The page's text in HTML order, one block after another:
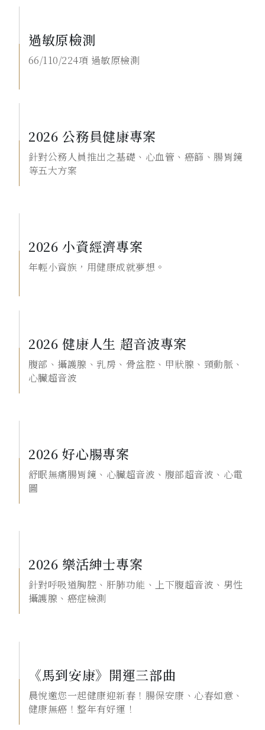
過敏原檢測
66/110/224項 過敏原檢測
2026 公務員健康專案
針對公務人員推出之基礎、心血管、癌篩、腸胃鏡
等五大方案
2026 小資經濟專案
年輕小資族，用健康成就夢想。
2026 健康人生 超音波專案
腹部、攝護腺、乳房、骨盆腔、甲狀腺、頸動脈、
心臟超音波
2026 好心腸專案
舒眠無痛腸胃鏡、心臟超音波、腹部超音波、心電
圖
2026 樂活紳士專案
針對呼吸道胸腔、肝肺功能、上下腹超音波、男性
攝護腺、癌症檢測
《馬到安康》開運三部曲
晨悅邀您一起健康迎新春！腸保安康、心春如意、
健康無癌！整年有好運！